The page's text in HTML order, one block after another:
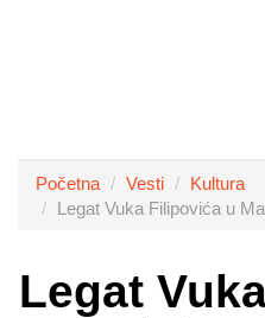
Početna Vesti
Kultura
Legat Vuka Filipovića u
Legat